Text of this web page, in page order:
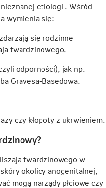
etiologii. Wśród
wymienia się:
się rodzinne
twardzinowego,
odporności), jak np.
Gravesa-Basedowa,
czy kłopoty z ukrwieniem.
twardzinowego w
okolicy anogenitalnej,
mogą narządy płciowe czy